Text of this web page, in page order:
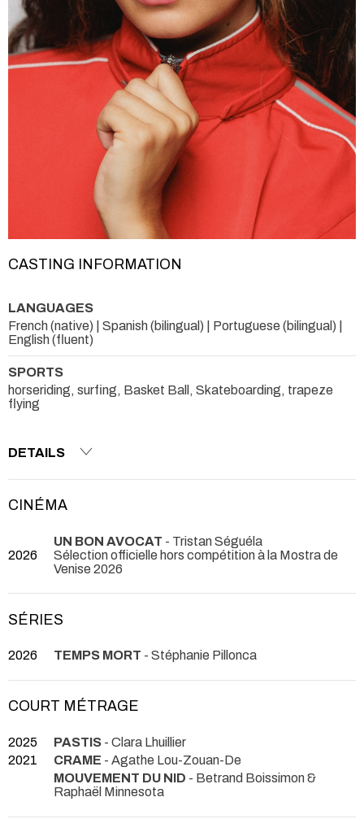
CASTING INFORMATION
LANGUAGES
French (native) | Spanish (bilingual) | Portuguese (bilingual) |
English (fluent)
SPORTS
horseriding, surfing, Basket Ball, Skateboarding, trapeze
flying
DETAILS
CINÉMA
2026
UN BON AVOCAT - Tristan Séguéla
Sélection officielle hors compétition à la Mostra de
Venise 2026
SÉRIES
2026 TEMPS MORT - Stéphanie Pillonca
COURT MÉTRAGE
2025 PASTIS - Clara Lhuillier
2021
CRAME - Agathe Lou-Zouan-De
MOUVEMENT DU NID - Betrand Boissimon &
Raphaël Minnesota